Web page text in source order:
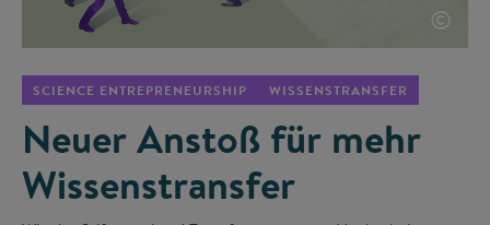
©
SCIENCE ENTREPRENEURSHIP WISSENSTRANSFER
Neuer Anstoß für mehr
Wissenstransfer